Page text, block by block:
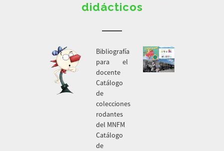
didácticos
Bibliografía
para el
docente
Catálogo
de
colecciones
rodantes
del MNFM
Catálogo
de